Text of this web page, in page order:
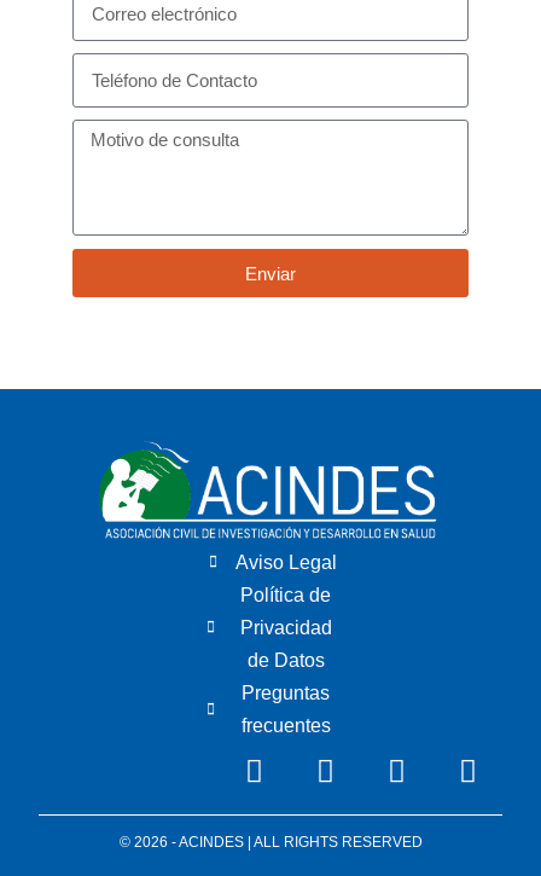
Enviar
Aviso Legal
Política de
Privacidad
de Datos
Preguntas
frecuentes
© 2026 - ACINDES | ALL RIGHTS RESERVED